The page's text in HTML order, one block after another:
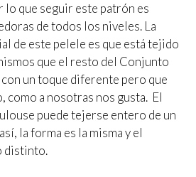
que seguir este patrón es
de todos los niveles. La
de este pelele es que está tejido
que el resto del Conjunto
un toque diferente pero que
como a nosotras nos gusta. El
puede tejerse entero de un
la forma es la misma y el
distinto.